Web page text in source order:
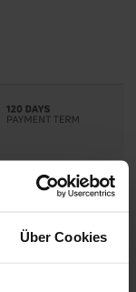
Über Cookies